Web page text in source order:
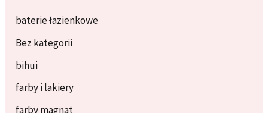
baterie łazienkowe
Bez kategorii
bihui
farby i lakiery
farby magnat